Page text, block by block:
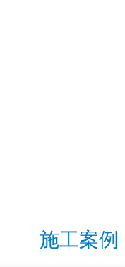
施工案例